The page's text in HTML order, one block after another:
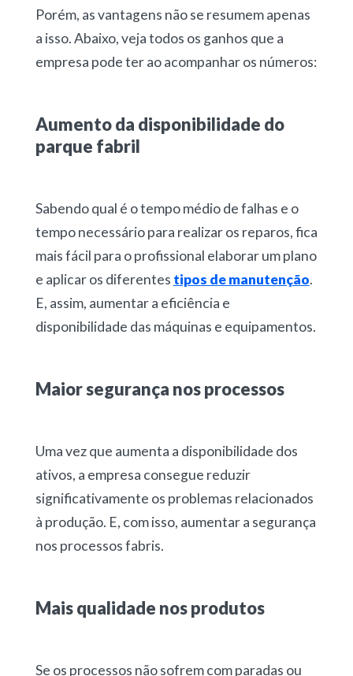
Porém, as vantagens não se resumem apenas
a isso. Abaixo, veja todos os ganhos que a
empresa pode ter ao acompanhar os números:
Aumento da disponibilidade do
parque fabril
Sabendo qual é o tempo médio de falhas e o
tempo necessário para realizar os reparos, fica
mais fácil para o profissional elaborar um plano
e aplicar os diferentes tipos de manutenção.
E, assim, aumentar a eficiência e
disponibilidade das máquinas e equipamentos.
Maior segurança nos processos
Uma vez que aumenta a disponibilidade dos
ativos, a empresa consegue reduzir
significativamente os problemas relacionados
à produção. E, com isso, aumentar a segurança
nos processos fabris.
Mais qualidade nos produtos
Se os processos não sofrem com paradas ou